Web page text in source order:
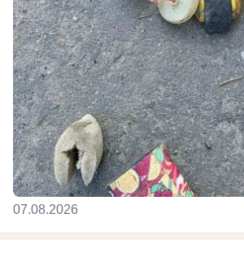
07.08.2026